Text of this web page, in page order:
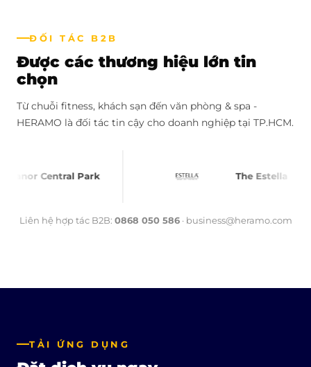
ĐỐI TÁC B2B
Được các thương hiệu lớn tin
chọn
Từ chuỗi fitness, khách sạn đến văn phòng & spa -
HERAMO là đối tác tin cậy cho doanh nghiệp tại TP.HCM.
Liên hệ hợp tác B2B: 0868 050 586· business@heramo.com
TẢI ỨNG DỤNG